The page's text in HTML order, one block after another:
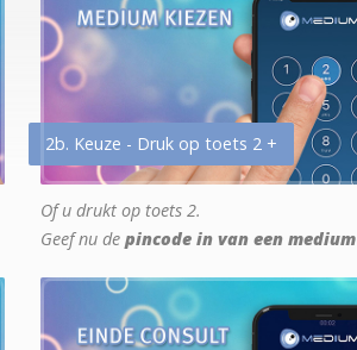
2b. Keuze - Druk op toets 2 +
Of u drukt op toets 2.
Geef nu de pincode in van een medium